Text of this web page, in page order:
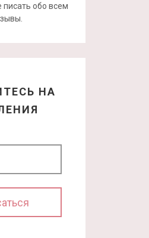
писать обо всем
НА